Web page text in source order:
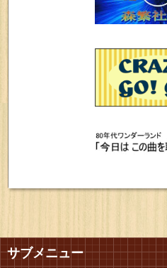
サブメニュー